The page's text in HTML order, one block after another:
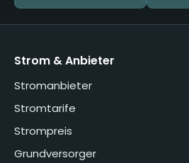
Strom & Anbieter
Stromanbieter
Stromtarife
Strompreis
Grundversorger